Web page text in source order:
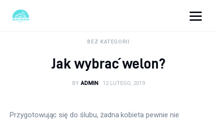
Turystyka
Dom i ogród
BEZ KATEGORII
Jak wybrać welon?
BY ADMIN 12 LUTEGO, 2019
Przygotowując się do ślubu, żadna kobieta pewnie nie